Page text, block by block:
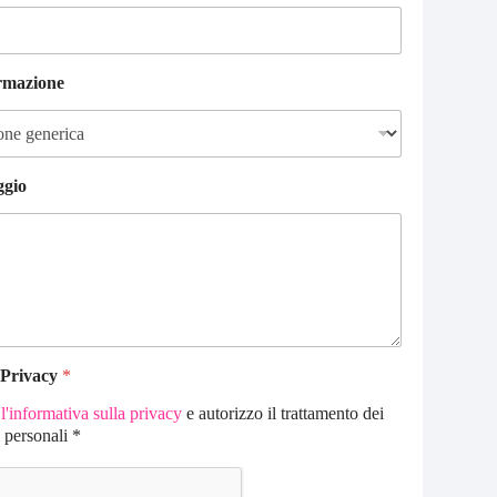
*
l'informativa sulla privacy e autorizzo il trattamento dei
personali *